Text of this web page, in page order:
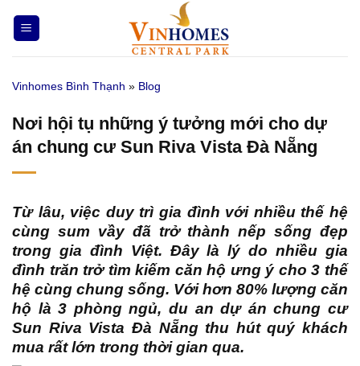
qua
nội
Vinhomes Bình Thạnh » Blog
Nơi hội tụ những ý tưởng mới cho dự
án chung cư Sun Riva Vista Đà Nẵng
Từ lâu, việc duy trì gia đình với nhiều thế hệ
cùng sum vầy đã trở thành nếp sống đẹp
trong gia đình Việt. Đây là lý do nhiều gia
đình trăn trở tìm kiếm căn hộ ưng ý cho 3 thế
hệ cùng chung sống. Với hơn 80% lượng căn
hộ là 3 phòng ngủ, du an dự án chung cư
Sun Riva Vista Đà Nẵng thu hút quý khách
mua rất lớn trong thời gian qua.